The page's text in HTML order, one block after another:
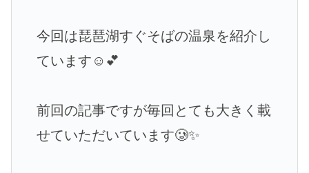
今回は琵琶湖すぐそばの温泉を紹介し
ています☺️💕
前回の記事ですが毎回とても大きく載
せていただいています🥲✨